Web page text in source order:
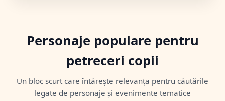
Personaje populare pentru
petreceri copii
Un bloc scurt care întărește relevanța pentru căutările
legate de personaje și evenimente tematice